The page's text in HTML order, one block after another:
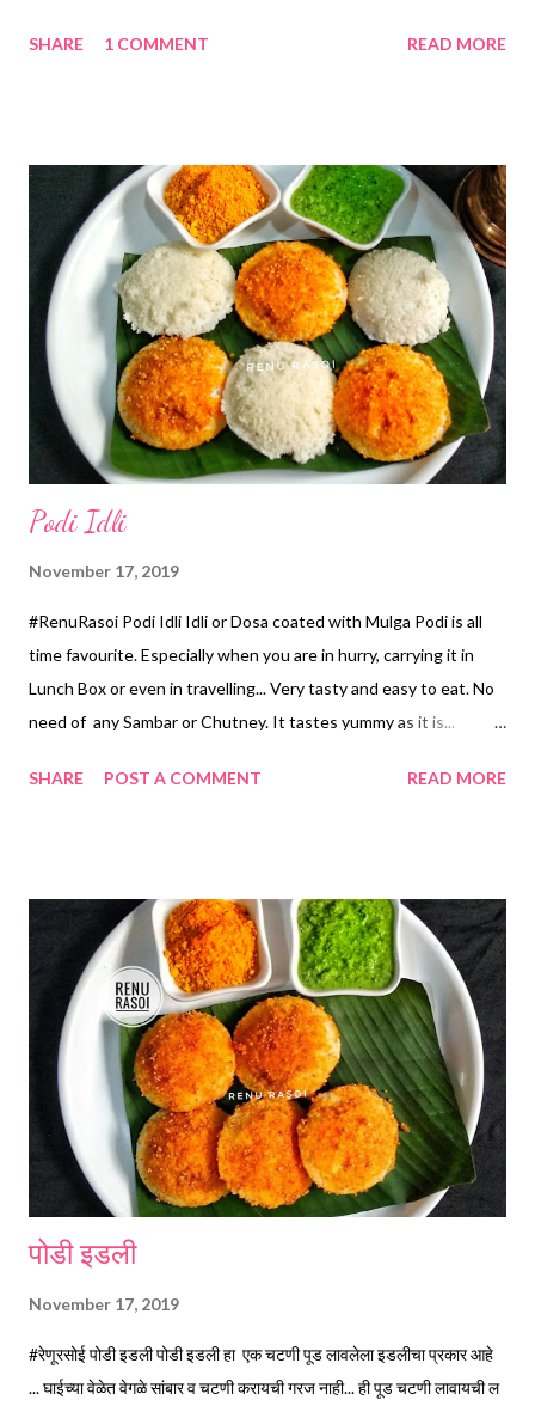
*मोहरी...पाव टीस्पून *गोडा मसाला‌.. अर्धा टीस्पून *तिखट...एक टीस्पून *हिंग...पाव
कारल्याच्या चकत्या घट्ट पिळून घ्या. उरलेला रस वापरु नये. *एका लोखंडी कढईत तेल
तापवून त्यात मोहरी घालून तडतडल्यावर हिंग घालून कारल्याच्या चकत्या घालून मध्यम
आचेवर कुरकुरीत होईपर्यंत परतून घ्या. *मग त्यात साखर, तिखट व गोडा मसाला घालून
छान एकत्र करा. * शिजवुन घोटलेले वरण घालू...
SHARE 1 COMMENT READ MORE
Podi Idli
November 17, 2019
#RenuRasoi Podi Idli Idli or Dosa coated with Mulga Podi is all
time favourite. Especially when you are in hurry, carrying it in
Lunch Box or even in travelling... Very tasty and easy to eat. No
need of any Sambar or Chutney. It tastes yummy as it is...
Chana Dal....1/2 Cup *Sesame seeds...1/4 Cup *Dry Red
Chilli roast it on low flame for 2 minutes. *When all get's cool,
grind from the Mixer...by start & stop method. If you will grind
continuosly, the texture will be different. *Grind to a coarse
texture. *Before serving mix this Podi in a Oil , keep aside
atleast for 30 minutes. *Coat the Idlis generously with this
Podi. *Recipe of Idli #RenuRasoi Idli Idli is basically a South
Indian dish. But loved by ...
SHARE POST A COMMENT READ MORE
पोडी इडली
November 17, 2019
#रेणूरसोई पोडी इडली पोडी इडली हा एक चटणी पूड लावलेला इडलीचा प्रकार आहे
‌... घाईच्या वेळेत वेगळे सांबार व चटणी करायची गरज नाही... ही पूड चटणी लावायची ल